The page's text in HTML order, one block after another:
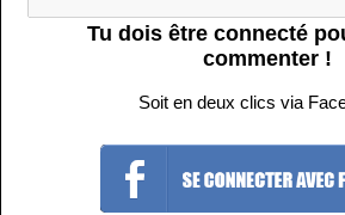
Tu dois être connecté
commenter !
Soit en deux clics via